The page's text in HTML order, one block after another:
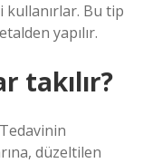
kullanırlar. Bu tip
yapılır.
takılır?
düzeltilen